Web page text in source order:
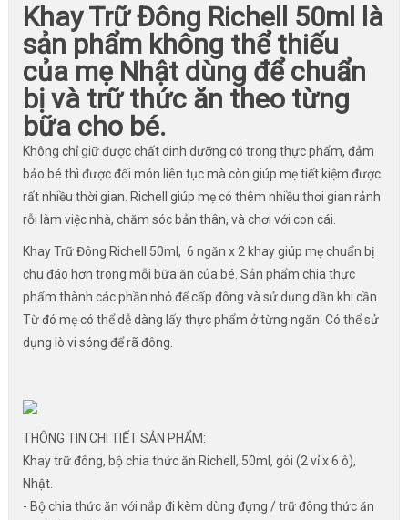
Khay Trữ Đông Richell 50ml là
sản phẩm không thể thiếu
của mẹ Nhật dùng để chuẩn
bị và trữ thức ăn theo từng
bữa cho bé.
Không chỉ giữ được chất dinh dưỡng có trong thực phẩm, đảm
bảo bé thì được đổi món liên tục mà còn giúp mẹ tiết kiệm được
rất nhiều thời gian. Richell giúp mẹ có thêm nhiều thơi gian rảnh
rỗi làm việc nhà, chăm sóc bản thân, và chơi với con cái.
Khay Trữ Đông Richell 50ml, 6 ngăn x 2 khay giúp mẹ chuẩn bị
chu đáo hơn trong mỗi bữa ăn của bé. Sản phẩm chia thực
phẩm thành các phần nhỏ để cấp đông và sử dụng dần khi cần.
Từ đó mẹ có thể dễ dàng lấy thực phẩm ở từng ngăn. Có thể sử
dụng lò vi sóng để rã đông.
THÔNG TIN CHI TIẾT SẢN PHẨM:
Khay trữ đông, bộ chia thức ăn Richell, 50ml, gói (2 vỉ x 6 ô),
Nhật.
- Bộ chia thức ăn với nắp đi kèm dùng đựng / trữ đông thức ăn